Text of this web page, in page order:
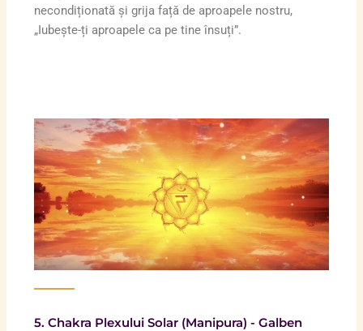
necondiționată și grija față de aproapele nostru,
„Iubește-ți aproapele ca pe tine însuți”.
5. Chakra Plexului Solar (Manipura) - Galben